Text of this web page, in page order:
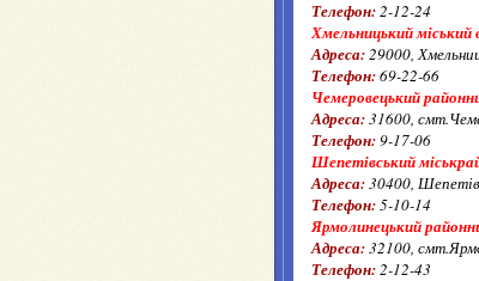
Телефон:2-12-24
Хмельницький міський
Адреса:29000,
Телефон:69-22-66
Чемеровецький
Адреса:31600,
Телефон:9-17-06
Шепетівський
Адреса:30400,
Телефон:5-10-14
Ярмолинецький
Адреса:32100,
Телефон:2-12-43